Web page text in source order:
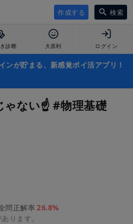
作成する 検索
診断 大喜利 ログイン
が貯まる、新感覚ポイ活アプリ！
ゃない☝️ #物理基礎
問正解率26.8%
ります。